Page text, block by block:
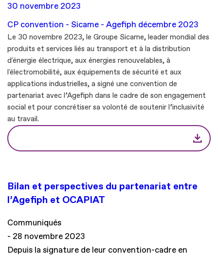
30 novembre 2023
CP convention - Sicame - Agefiph décembre 2023
Le 30 novembre 2023, le Groupe Sicame, leader mondial des
produits et services liés au transport et à la distribution
d'énergie électrique, aux énergies renouvelables, à
l'électromobilité, aux équipements de sécurité et aux
applications industrielles, a signé une convention de
partenariat avec l’Agefiph dans le cadre de son engagement
social et pour concrétiser sa volonté de soutenir l’inclusivité
au travail.
Bilan et perspectives du partenariat entre
l’Agefiph et OCAPIAT
Communiqués
28 novembre 2023
Depuis la signature de leur convention-cadre en